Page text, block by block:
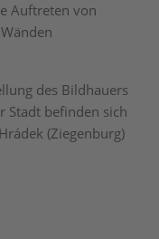
Auftreten von
des Bildhauers
Stadt befinden sich
(Ziegenburg)